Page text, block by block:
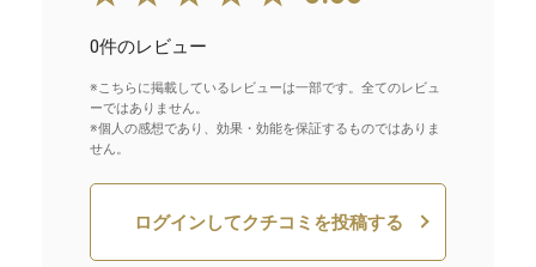
0件のレビュー
※こちらに掲載しているレビューは一部です。全てのレビュ
ーではありません。
※個人の感想であり、効果・効能を保証するものではありま
せん。
ログインしてクチコミを投稿する